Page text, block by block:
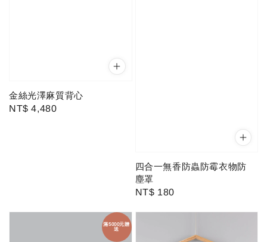
金絲光澤麻質背心
Regular
NT$ 4,480
四合一無香防蟲防霉衣物防
塵罩
Regular
NT$ 180
滿5000元贈
送